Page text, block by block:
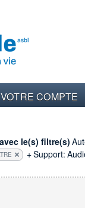
VOTRE COMPTE
le(s) filtre(s)
+Support: